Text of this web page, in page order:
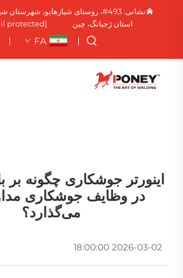
نشانی: 493#، روستای شیازهایو،
استان ژجیانگ، چین
protected]
FA
اینورتر جوشکاری چگونه بر
در وظایف جوشکاری
می‌گذارد؟
2026-03-02 18:00:00